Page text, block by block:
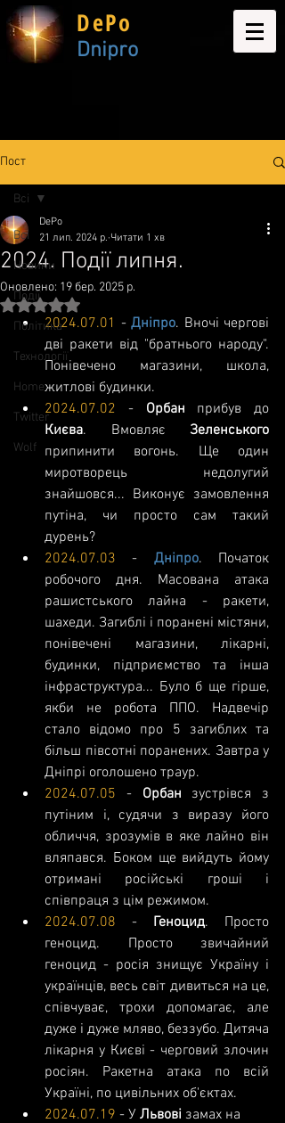
DePo
Dnipro
Пост
Всі
Новини
Події
Політика
Технології
Home
Twitter
Wolf
Всі
2024. Події липня.
DePo
21 лип. 2024 р. Читати 1 хв
Оновлено: 19 бер. 2025 р.
Оцінка: NaN з 5 зірок.
2024.07.01 - Дніпро. Вночі чергові
дві ракети від "братнього народу".
Понівечено магазини, школа,
житлові будинки.
2024.07.02 - Орбан
Києва. Вмовляє
припинити вогонь. Ще один
миротворець недолугий
знайшовся... Виконує замовлення
путіна, чи просто сам такий
дурень?
2024.07.03 - Дніпро. Початок
робочого дня. Масована атака
рашистського лайна - ракети,
шахеди. Загиблі і поранені містяни,
понівечені магазини, лікарні,
будинки, підприємство та інша
інфраструктура... Було б ще гірше,
якби не робота ППО. Надвечір
стало відомо про 5 загиблих та
більш півсотні поранених. Завтра у
Дніпрі оголошено траур.
2024.07.05 - Орбан зустрівся з
путіним і, судячи з виразу його
обличчя, зрозумів в яке лайно він
вляпався. Боком ще вийдуть йому
отримані російські гроші і
співпраця з цім режимом.
2024.07.08 - Геноцид. Просто
геноцид. Просто звичайний
геноцид - росія знищує Україну і
українців, весь світ дивиться на це,
співчуває, трохи допомагає, але
дуже і дуже мляво, беззубо. Дитяча
лікарня у Києві - черговий злочин
росіян. Ракетна атака по всій
Україні, по цивільних об'єктах.
2024.07.19 - У Львові замах на